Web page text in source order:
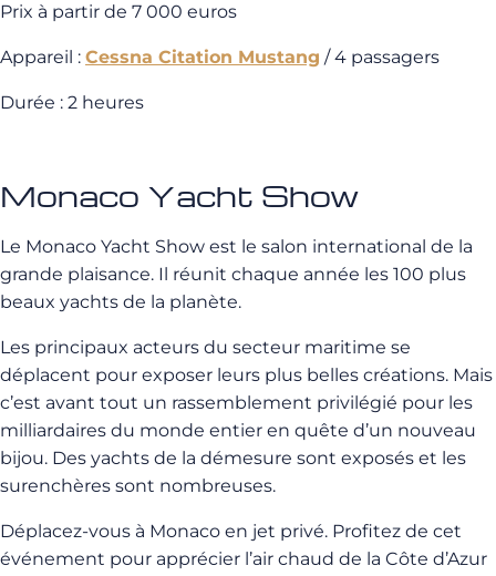
Prix à partir de 7 000 euros
Appareil : Cessna Citation Mustang / 4 passagers
Durée : 2 heures
Monaco Yacht Show
Le Monaco Yacht Show est le salon international de la
grande plaisance. Il réunit chaque année les 100 plus
beaux yachts de la planète.
Les principaux acteurs du secteur maritime se
déplacent pour exposer leurs plus belles créations. Mais
c’est avant tout un rassemblement privilégié pour les
milliardaires du monde entier en quête d’un nouveau
bijou. Des yachts de la démesure sont exposés et les
surenchères sont nombreuses.
Déplacez-vous à Monaco en jet privé. Profitez de cet
événement pour apprécier l’air chaud de la Côte d’Azur